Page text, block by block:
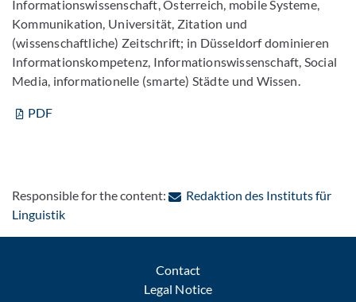
Informationswissenschaft, Österreich, mobile Systeme,
Kommunikation, Universität, Zitation und
(wissenschaftliche) Zeitschrift; in Düsseldorf dominieren
Informationskompetenz, Informationswissenschaft, Social
Media, informationelle (smarte) Städte und Wissen.
PDF
Responsible for the content:
Redaktion des Instituts für
Linguistik: Contact by e-mail
Contact
Legal Notice